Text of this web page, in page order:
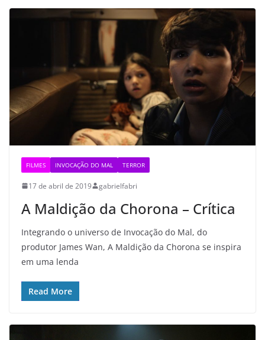
FILMES INVOCAÇÃO DO MAL TERROR
17 de abril de 2019 gabrielfabri
A Maldição da Chorona – Crítica
Integrando o universo de Invocação do Mal, do
produtor James Wan, A Maldição da Chorona se inspira
em uma lenda
Read More